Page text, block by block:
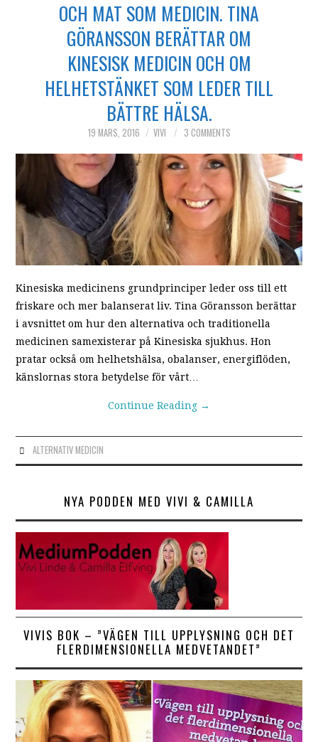
OCH MAT SOM MEDICIN. TINA
GÖRANSSON BERÄTTAR OM
KINESISK MEDICIN OCH OM
HELHETSTÄNKET SOM LEDER TILL
BÄTTRE HÄLSA.
19 MARS, 2016 VIVI 3 COMMENTS
Kinesiska medicinens grundprinciper leder oss till ett
friskare och mer balanserat liv. Tina Göransson berättar
i avsnittet om hur den alternativa och traditionella
medicinen samexisterar på Kinesiska sjukhus. Hon
pratar också om helhetshälsa, obalanser, energiflöden,
känslornas stora betydelse för vårt…
Continue Reading →
ALTERNATIV MEDICIN
NYA PODDEN MED VIVI & CAMILLA
VIVIS BOK – ”VÄGEN TILL UPPLYSNING OCH DET
FLERDIMENSIONELLA MEDVETANDET”